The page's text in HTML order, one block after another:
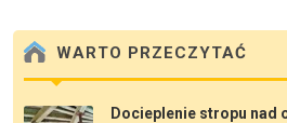
WARTO PRZECZYTAĆ
Docieplenie stropu nad